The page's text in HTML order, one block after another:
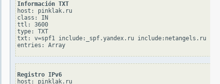
Información TXT
host: pinklak.ru
class: IN
ttl: 3600
type: TXT
txt: v=spf1 include:_spf.yandex.ru include:netangels.ru
Registro IPv6
host: pinklak.ru